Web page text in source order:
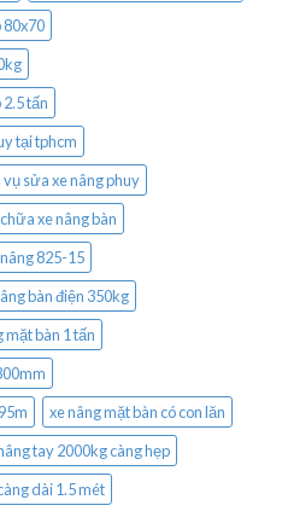
80x70
tấn
tại tphcm
vụ sửa xe nâng phuy
xe nâng bàn
825-15
bàn điện 350kg
mặt bàn 1 tấn
xe nâng mặt bàn có con lăn
tay 2000kg càng hẹp
dài 1.5 mét